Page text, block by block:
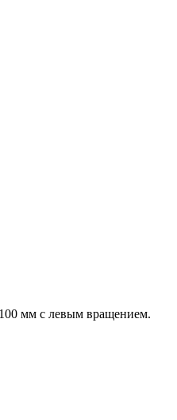
мм с левым вращением.